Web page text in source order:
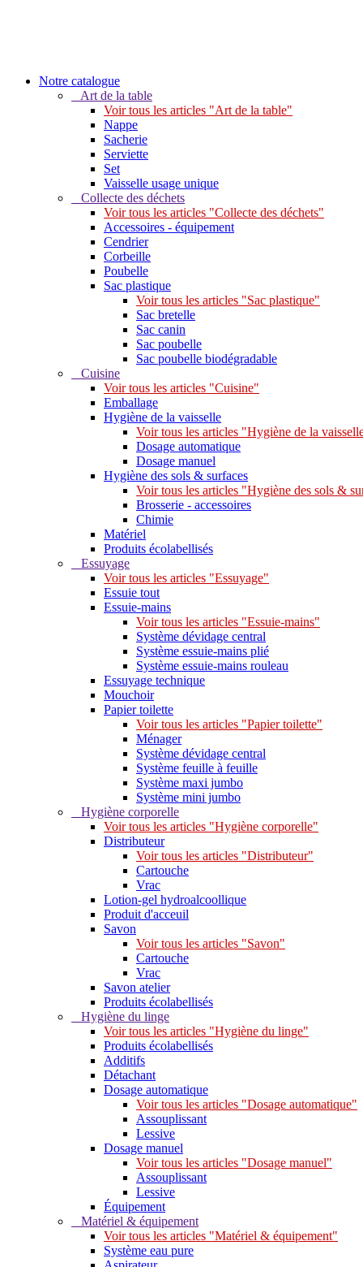
Notre catalogue
Art de la table
Voir tous les articles "Art de la table"
Nappe
Sacherie
Serviette
Set
Vaisselle usage unique
Collecte des déchets
Voir tous les articles "Collecte des déchets"
Accessoires - équipement
Cendrier
Corbeille
Poubelle
Sac plastique
Voir tous les articles "Sac plastique"
Sac bretelle
Sac canin
Sac poubelle
Sac poubelle biodégradable
Cuisine
Voir tous les articles "Cuisine"
Emballage
Hygiène de la vaisselle
Voir tous les articles "Hygiène de la
Dosage automatique
Dosage manuel
Hygiène des sols & surfaces
Voir tous les articles "Hygiène des sols &
Brosserie - accessoires
Chimie
Matériel
Produits écolabellisés
Essuyage
Voir tous les articles "Essuyage"
Essuie tout
Essuie-mains
Voir tous les articles "Essuie-mains"
Système dévidage central
Système essuie-mains plié
Système essuie-mains rouleau
Essuyage technique
Mouchoir
Papier toilette
Voir tous les articles "Papier toilette"
Ménager
Système dévidage central
Système feuille à feuille
Système maxi jumbo
Système mini jumbo
Hygiène corporelle
Voir tous les articles "Hygiène corporelle"
Distributeur
Voir tous les articles "Distributeur"
Cartouche
Vrac
Lotion-gel hydroalcoollique
Produit d'acceuil
Savon
Voir tous les articles "Savon"
Cartouche
Vrac
Savon atelier
Produits écolabellisés
Hygiène du linge
Voir tous les articles "Hygiène du linge"
Produits écolabellisés
Additifs
Détachant
Dosage automatique
Voir tous les articles "Dosage automatique"
Assouplissant
Lessive
Dosage manuel
Voir tous les articles "Dosage manuel"
Assouplissant
Lessive
Équipement
Matériel & équipement
Voir tous les articles "Matériel & équipement"
Système eau pure